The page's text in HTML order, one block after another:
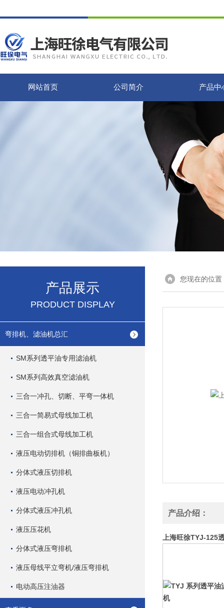
网站首页 公司简介 产品中
产品展示
PRODUCT DISPLAY
弯排机、滤油机总汇
SM系列透平油专用滤油机
SM系列高效真空滤油机
三合一冲孔、切断、平弯一体机
三合一简易式母线加工机
三合一组合式母线加工机
液压电动切排机（铜排曲板机）
分体式液压切排机
液压电动冲孔机
分体式液压冲孔机
液压压花机
分体式液压弯排机
液压母线平立弯机/液压弯排机
电动高压注油器
您现在的位置
产品介绍：
上海旺徐TYJ-125